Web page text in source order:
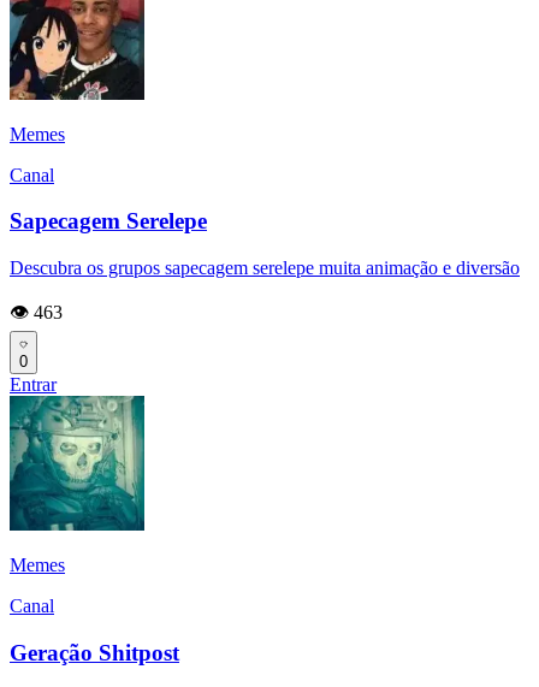
Memes
Canal
Sapecagem Serelepe
Descubra os grupos sapecagem serelepe muita animação e diversão
👁️ 463
0
Entrar
Memes
Canal
Geração Shitpost